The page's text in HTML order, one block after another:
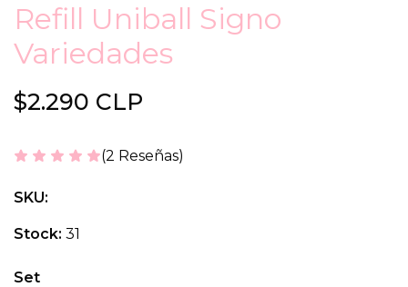
Refill Uniball Signo
Variedades
$2.290 CLP
(2 Reseñas)
SKU:
Stock: 31
Set